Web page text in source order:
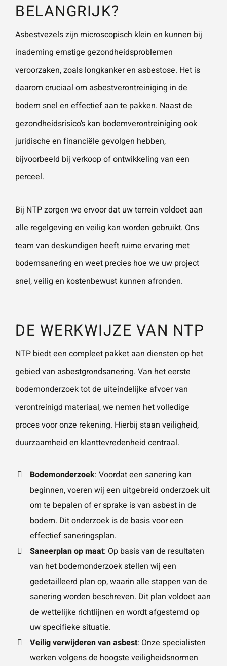
BELANGRIJK?
Asbestvezels zijn microscopisch klein en kunnen bij
inademing ernstige gezondheidsproblemen
veroorzaken, zoals longkanker en asbestose. Het is
daarom cruciaal om asbestverontreiniging in de
bodem snel en effectief aan te pakken. Naast de
gezondheidsrisico’s kan bodemverontreiniging ook
juridische en financiële gevolgen hebben,
bijvoorbeeld bij verkoop of ontwikkeling van een
perceel.
Bij NTP zorgen we ervoor dat uw terrein voldoet aan
alle regelgeving en veilig kan worden gebruikt. Ons
team van deskundigen heeft ruime ervaring met
bodemsanering en weet precies hoe we uw project
snel, veilig en kostenbewust kunnen afronden.
DE WERKWIJZE VAN NTP
NTP biedt een compleet pakket aan diensten op het
gebied van asbestgrondsanering. Van het eerste
bodemonderzoek tot de uiteindelijke afvoer van
verontreinigd materiaal, we nemen het volledige
proces voor onze rekening. Hierbij staan veiligheid,
duurzaamheid en klanttevredenheid centraal.
Bodemonderzoek: Voordat een sanering kan
beginnen, voeren wij een uitgebreid onderzoek uit
om te bepalen of er sprake is van asbest in de
bodem. Dit onderzoek is de basis voor een
effectief saneringsplan.
Saneerplan op maat: Op basis van de resultaten
van het bodemonderzoek stellen wij een
gedetailleerd plan op, waarin alle stappen van de
sanering worden beschreven. Dit plan voldoet aan
de wettelijke richtlijnen en wordt afgestemd op
uw specifieke situatie.
Veilig verwijderen van asbest: Onze specialisten
werken volgens de hoogste veiligheidsnormen